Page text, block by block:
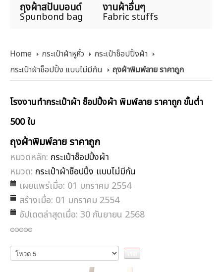
ถุงผ้าสปันบอนด์
Spunbond bag
งานผ้าอื่นๆ
Fabric stuffs
Home กระเป๋าผ้าหูหิ้ว
กระเป๋าช็อปปิ้งผ้า
กระเป๋าผ้าช็อปปิ้ง แบบไม่มีก้น
ถุงผ้าพิมพ์ลาย ราคาถูก
โรงงานทำกระเป๋าผ้า ช็อปปิ้งผ้า พิมพ์ลาย ราคาถูก ขั้นต่ำ
500 ใบ
ถุงผ้าพิมพ์ลาย ราคาถูก
หมวดหลัก: กระเป๋าช็อปปิ้งผ้า
หมวด: กระเป๋าผ้าช็อปปิ้ง แบบไม่มีก้น
เผยแพร่เมื่อ: 01 มกราคม 2554
สร้างเมื่อ: 01 มกราคม 2554
อัปเดตล่าสุดเมื่อ: 30 กันยายน 2568
กรุณา
ให้